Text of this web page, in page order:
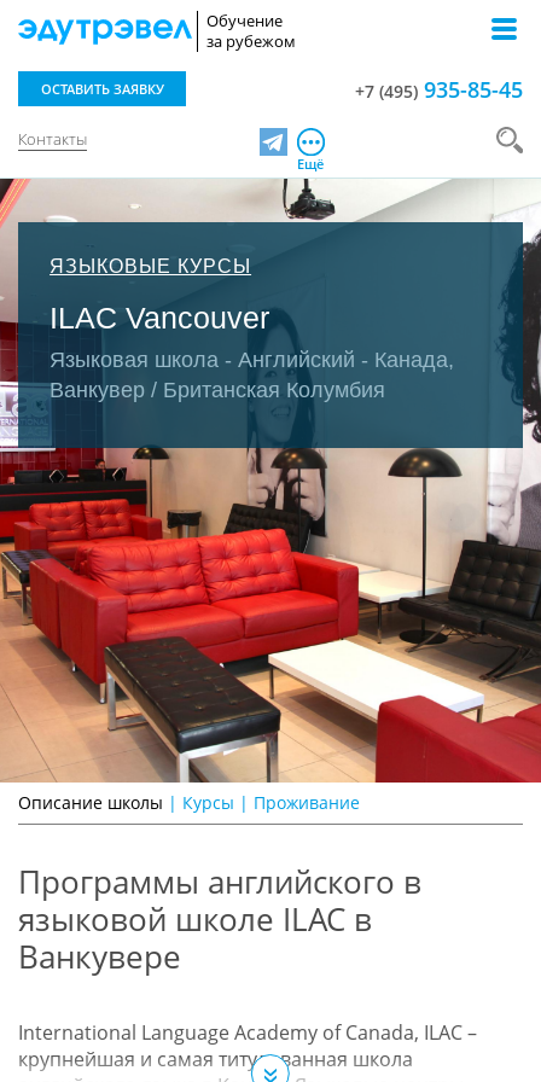
Обучение
за рубежом
Контакты
ОСТАВИТЬ ЗАЯВКУ +7 (495) 935-85-45
TelegramЕщё
ЯЗЫКОВЫЕ КУРСЫ
ILAC Vancouver
Языковая школа - Английский - Канада,
Ванкувер / Британская Колумбия
Описание школы | Курсы | Проживание
Программы английского в
языковой школе ILAC в
Ванкувере
International Language Academy of Canada, ILAC –
крупнейшая и самая титулованная школа
»